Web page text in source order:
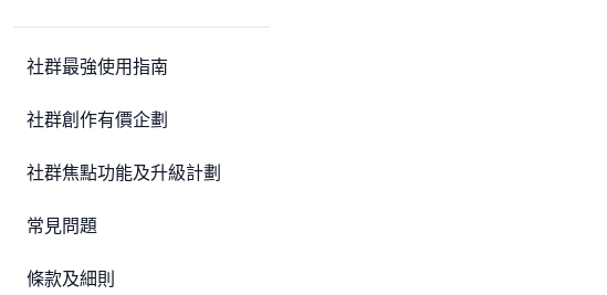
社群最強使用指南
社群創作有價企劃
社群焦點功能及升級計劃
常見問題
條款及細則